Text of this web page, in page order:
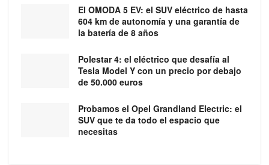
El OMODA 5 EV: el SUV eléctrico de hasta
604 km de autonomía y una garantía de
la batería de 8 años
Polestar 4: el eléctrico que desafía al
Tesla Model Y con un precio por debajo
de 50.000 euros
Probamos el Opel Grandland Electric: el
SUV que te da todo el espacio que
necesitas